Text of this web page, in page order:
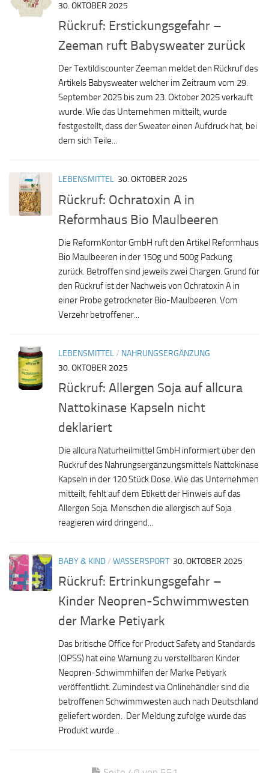
30. OKTOBER 2025
Rückruf: Erstickungsgefahr –
Zeeman ruft Babysweater zurück
Der Textildiscounter Zeeman meldet den Rückruf des
Artikels Babysweater welcher im Zeitraum vom 29.
September 2025 bis zum 23. Oktober 2025 verkauft
wurde. Wie das Unternehmen mitteilt, wurde
festgestellt, dass der Sweater einen Aufdruck hat, bei
dem sich Teile...
LEBENSMITTEL 30. OKTOBER 2025
Rückruf: Ochratoxin A in
Reformhaus Bio Maulbeeren
Die ReformKontor GmbH ruft den Artikel Reformhaus
Bio Maulbeeren in der 150g und 500g Packung
zurück. Betroffen sind jeweils zwei Chargen. Grund für
den Rückruf ist der Nachweis von Ochratoxin A in
einer Probe getrockneter Bio-Maulbeeren. Vom
Verzehr betroffener...
LEBENSMITTEL/ NAHRUNGSERGÄNZUNG
30. OKTOBER 2025
Rückruf: Allergen Soja auf allcura
Nattokinase Kapseln nicht
deklariert
Die allcura Naturheilmittel GmbH informiert über den
Rückruf des Nahrungsergänzungsmittels Nattokinase
Kapseln in der 120 Stück Dose. Wie das Unternehmen
mitteilt, fehlt auf dem Etikett der Hinweis auf das
Allergen Soja. Menschen die allergisch auf Soja
reagieren wird dringend...
BABY & KIND/ WASSERSPORT 30. OKTOBER 2025
Rückruf: Ertrinkungsgefahr –
Kinder Neopren-Schwimmwesten
der Marke Petiyark
Das britische Office for Product Safety and Standards
(OPSS) hat eine Warnung zu verstellbaren Kinder
Neopren-Schwimmhilfen der Marke Petiyark
veröffentlicht. Zumindest via Onlinehändler sind die
betroffenen Schwimmwesten auch nach Deutschland
geliefert worden. Der Meldung zufolge wurde das
Produkt wurde...